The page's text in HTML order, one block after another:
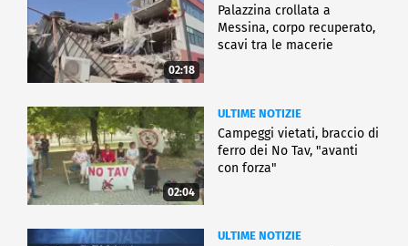
02:18
Palazzina crollata a
Messina, corpo recuperato,
scavi tra le macerie
02:04
ULTIME NOTIZIE
Campeggi vietati, braccio di
ferro dei No Tav, "avanti
con forza"
ULTIME NOTIZIE